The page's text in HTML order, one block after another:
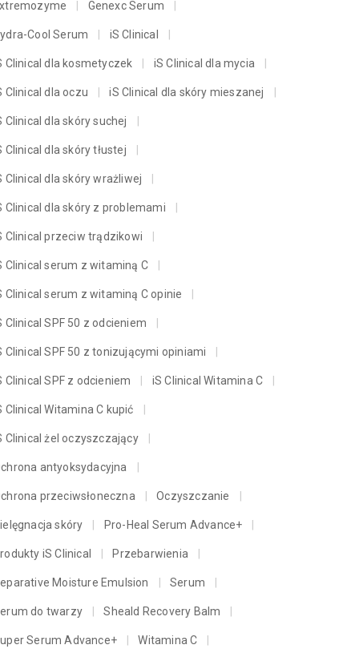
Genexc Serum
Cool Serum iS Clinical
Clinical dla kosmetyczek iS Clinical dla mycia
Clinical dla oczu iS Clinical dla skóry mieszanej
Clinical dla skóry suchej
Clinical dla skóry tłustej
Clinical dla skóry wrażliwej
Clinical dla skóry z problemami
Clinical przeciw trądzikowi
Clinical serum z witaminą C
Clinical serum z witaminą C opinie
Clinical SPF 50 z odcieniem
Clinical SPF 50 z tonizującymi opiniami
Clinical SPF z odcieniem iS Clinical Witamina C
Clinical Witamina C kupić
Clinical żel oczyszczający
antyoksydacyjna
przeciwsłoneczna Oczyszczanie
skóry Pro-Heal Serum Advance+
iS Clinical Przebarwienia
Moisture Emulsion Serum
do twarzy Sheald Recovery Balm
Serum Advance+ Witamina C